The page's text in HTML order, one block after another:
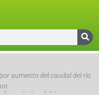
aumento del caudal del río